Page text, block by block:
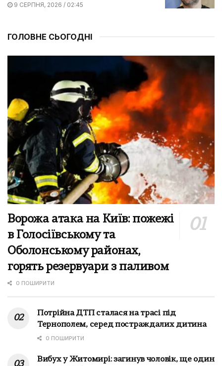
9 СЕРПНЯ, 2026 / 02:45
ГОЛОВНЕ СЬОГОДНІ
Ворожа атака на Київ: пожежі
в Голосіївському та
Оболонському районах,
горять резервуари з паливом
0 ПОШИРИТИ
Потрійна ДТП сталася на трасі під
Тернополем, серед постраждалих дитина
0 ПОШИРИТИ
Вибух у Житомирі: загинув чоловік, ще один